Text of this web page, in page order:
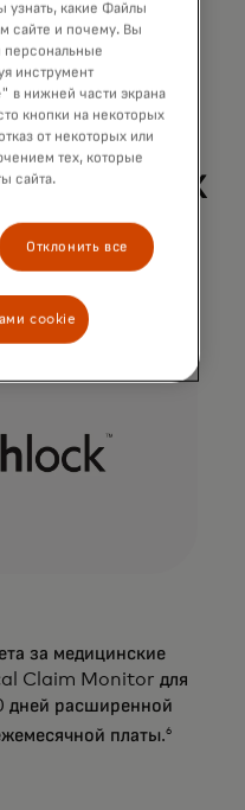
ваших
за медицинские
Claim Monitor для
дней расширенной
платы.6
какие Файлы
сайте и почему. Вы
персональные
инструмент
в нижней части экрана
кнопки на некоторых
от некоторых или
тех, которые
сайта.
Отклонить все
cookie